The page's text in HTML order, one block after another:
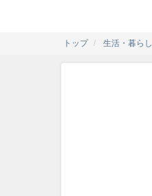
トップ 生活・暮らし